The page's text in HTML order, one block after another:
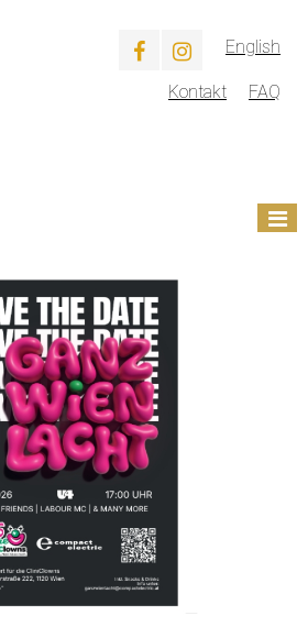
English
Kontakt FAQ